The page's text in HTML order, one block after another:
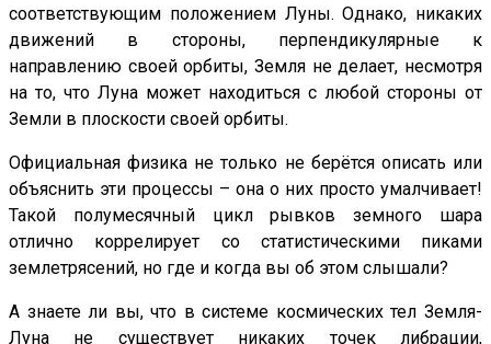
соответствующим положением Луны. Однако, никаких
движений в стороны, перпендикулярные к
направлению своей орбиты, Земля не делает, несмотря
на то, что Луна может находиться с любой стороны от
Земли в плоскости своей орбиты.
Официальная физика не только не берётся описать или
объяснить эти процессы – она о них просто умалчивает!
Такой полумесячный цикл рывков земного шара
отлично коррелирует со статистическими пиками
землетрясений, но где и когда вы об этом слышали?
А знаете ли вы, что в системе космических тел Земля-
Луна не существует никаких точек либрации,